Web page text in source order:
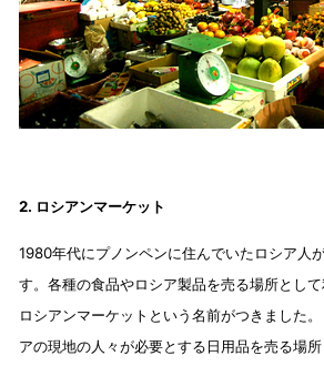
2. ロシアンマーケット
1980年代にプノンペンに住んでいたロシア人
す。各種の食品やロシア製品を売る場所として
ロシアンマーケットという名前がつきました
アの現地の人々が必要とする日用品を売る場